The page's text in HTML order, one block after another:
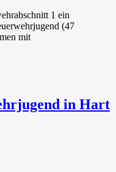
1 ein
(47
mit
in Hart